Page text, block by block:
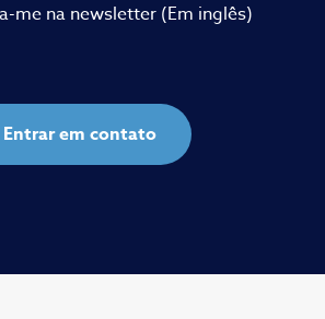
me na newsletter (Em inglês)